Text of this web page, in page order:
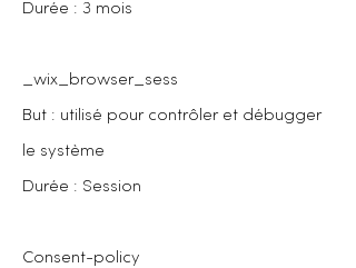
Durée : 3 mois
_wix_browser_sess
But : utilisé pour contrôler et débugger
le système
Durée : Session
Consent-policy